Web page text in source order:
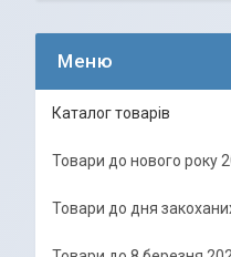
Каталог товарів
Товари до нового року
Товари до дня